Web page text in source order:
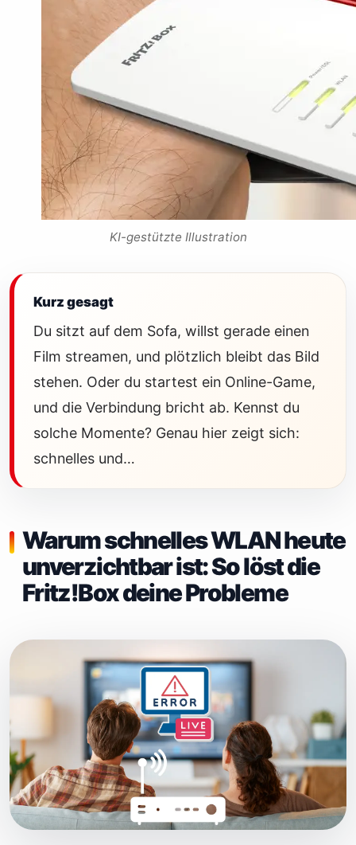
KI-gestützte Illustration
Kurz gesagt
Du sitzt auf dem Sofa, willst gerade einen
Film streamen, und plötzlich bleibt das Bild
stehen. Oder du startest ein Online-Game,
und die Verbindung bricht ab. Kennst du
solche Momente? Genau hier zeigt sich:
schnelles und…
Warum schnelles WLAN heute
unverzichtbar ist: So löst die
Fritz!Box deine Probleme